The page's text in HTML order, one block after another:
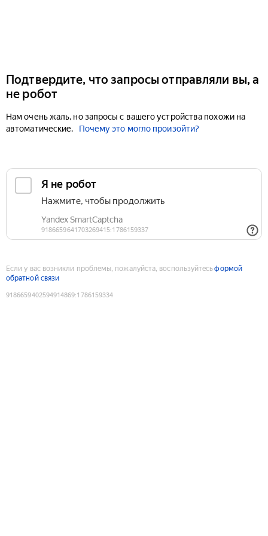
Подтвердите, что запросы отправляли вы, а
не робот
Нам очень жаль, но запросы с вашего устройства похожи на
автоматические.
Почему это могло произойти?
Если у вас возникли проблемы, пожалуйста, воспользуйтесьформой
обратной связи
9186659402594914869:1786159334